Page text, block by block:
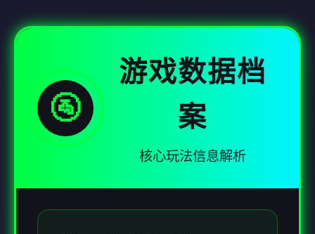
🚰
游戏数据档
案
核心玩法信息解析